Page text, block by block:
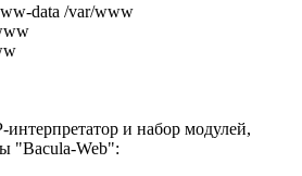
data /var/www
интерпретатор и набор модулей,
"Bacula-Web":